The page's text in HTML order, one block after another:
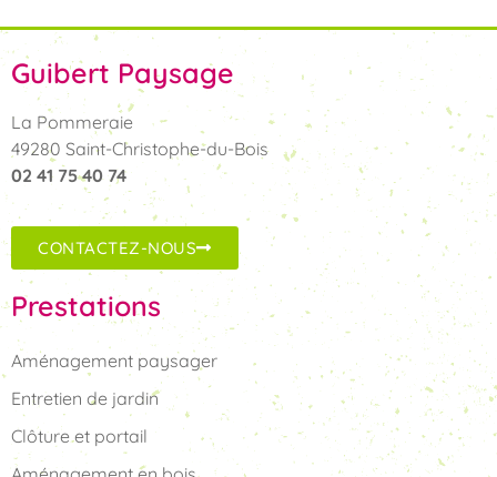
Guibert Paysage
La Pommeraie
49280 Saint-Christophe-du-Bois
02 41 75 40 74
CONTACTEZ-NOUS
Prestations
Aménagement paysager
Entretien de jardin
Clôture et portail